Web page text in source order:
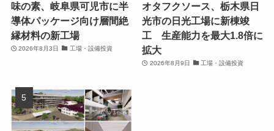
味の素、岐阜県可児市に半
導体パッケージ向け層間絶
縁材料の新工場
2026年8月3日 工場・設備投資
オタフクソース、栃木県日
光市の日光工場に新棟竣
工 生産能力を最大1.8倍に
拡大
2026年8月9日 工場・設備投資